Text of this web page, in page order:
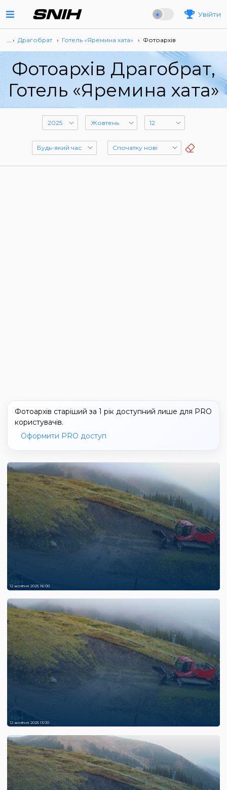
Увійти
… › Драгобрат › Готель «Яремина хата» › Фотоархів
Фотоархів Драгобрат,
Готель «Яремина хата»
Фотоархів старіший за 1 рік доступний лише для PRO
користувачів.
Оформити PRO доступ
12 жовтня 2025 16:00
12 жовтня 2025 13:00